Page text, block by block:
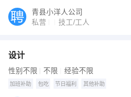
青县小洋人公司
私营
技工/工人
设计
性别不限 不限 经验不限
加班补助 包吃 节日福利 其他补助